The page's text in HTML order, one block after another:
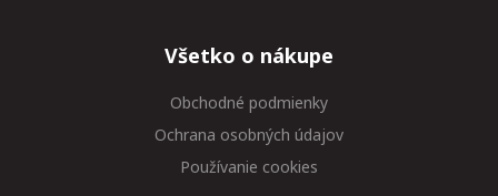
Všetko o nákupe
Obchodné podmienky
Ochrana osobných údajov
Používanie cookies